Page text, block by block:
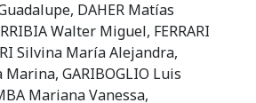
DAHER Matías
Walter Miguel, FERRARI
Silvina María Alejandra,
Marina, GARIBOGLIO Luis
Mariana Vanessa,